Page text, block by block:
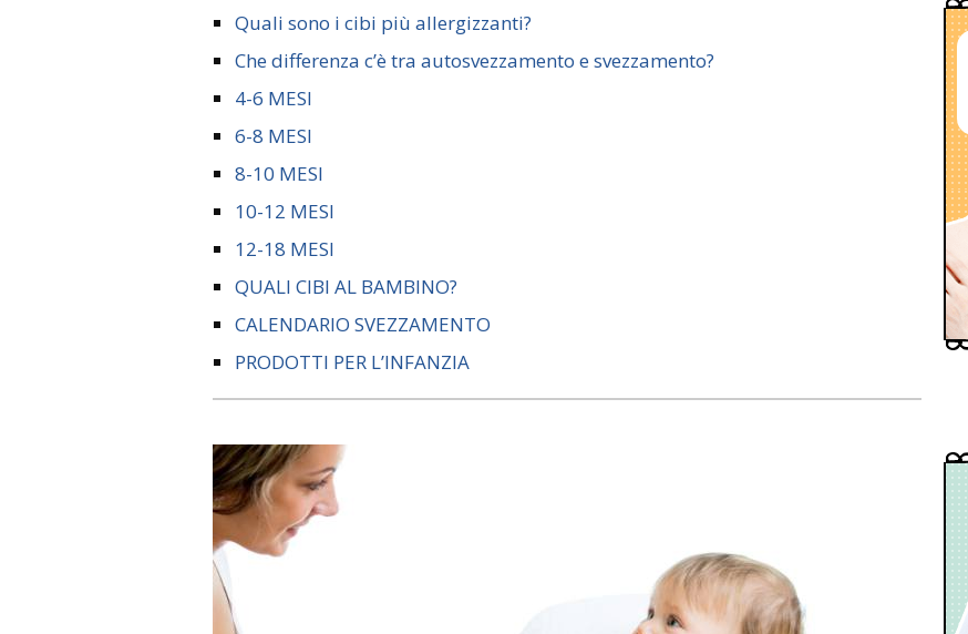
Quali sono i cibi più allergizzanti?
Che differenza c’è tra autosvezzamento e svezzamento?
4-6 MESI
6-8 MESI
8-10 MESI
10-12 MESI
12-18 MESI
QUALI CIBI AL BAMBINO?
CALENDARIO SVEZZAMENTO
PRODOTTI PER L’INFANZIA